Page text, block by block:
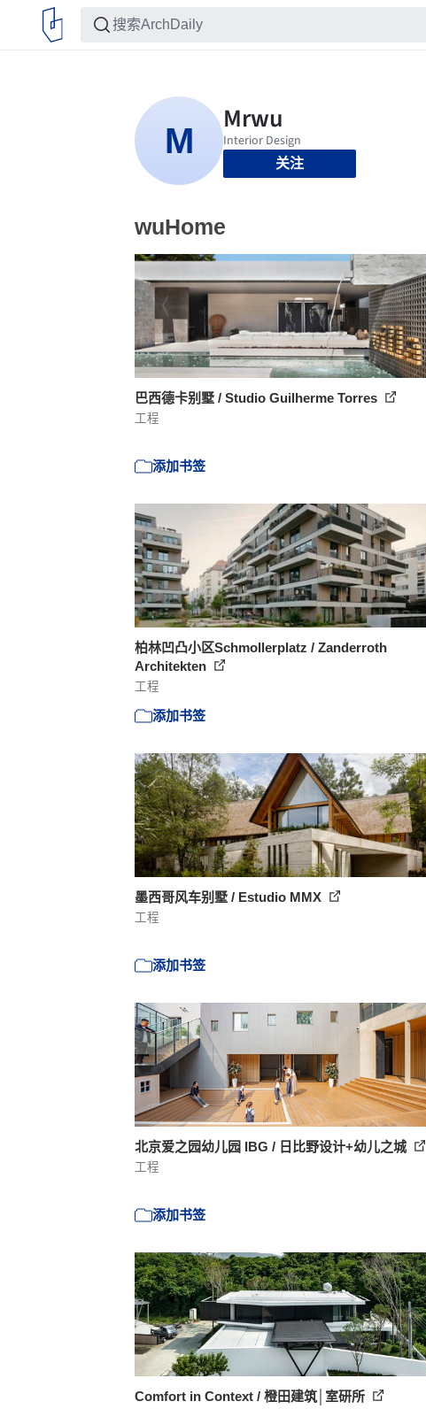
关注
wuHome
巴西德卡别墅 / Studio Guilherme Torres
工程
添加书签
柏林凹凸小区Schmollerplatz / Zanderroth
Architekten
工程
添加书签
墨西哥风车别墅 / Estudio MMX
工程
添加书签
北京爱之园幼儿园 IBG / 日比野设计+幼儿之城
工程
添加书签
Comfort in Context / 橙田建筑│室研所